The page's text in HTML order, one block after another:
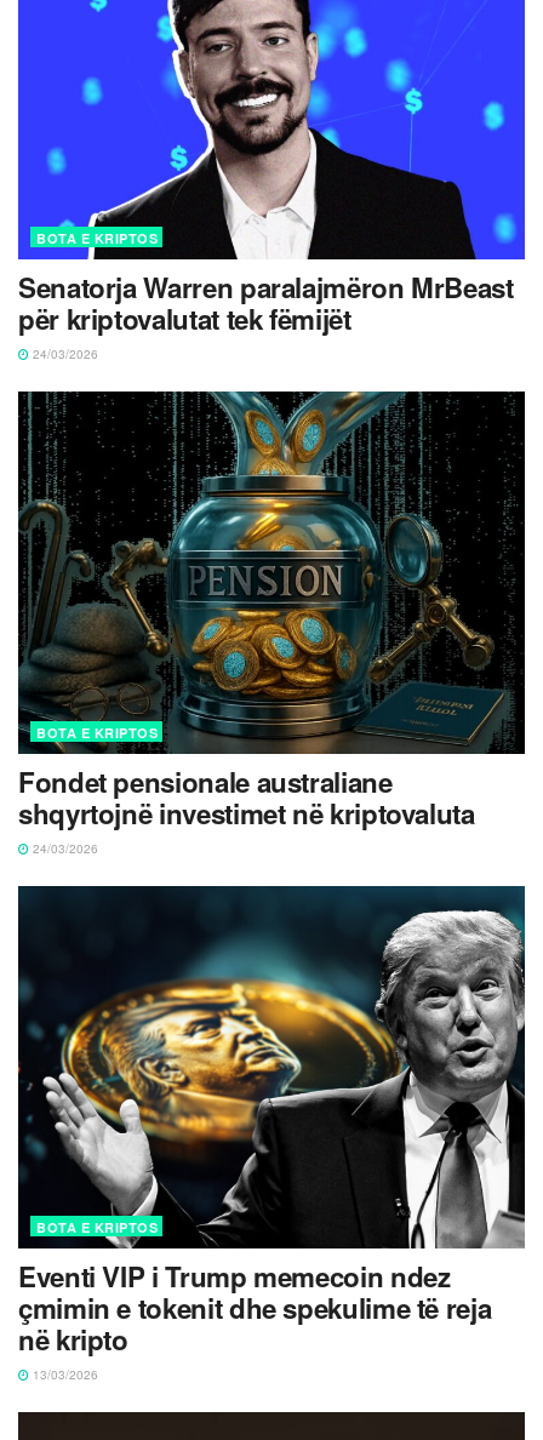
BOTA E KRIPTOS
Senatorja Warren paralajmëron MrBeast
për kriptovalutat tek fëmijët
24/03/2026
BOTA E KRIPTOS
Fondet pensionale australiane
shqyrtojnë investimet në kriptovaluta
24/03/2026
BOTA E KRIPTOS
Eventi VIP i Trump memecoin ndez
çmimin e tokenit dhe spekulime të reja
në kripto
13/03/2026